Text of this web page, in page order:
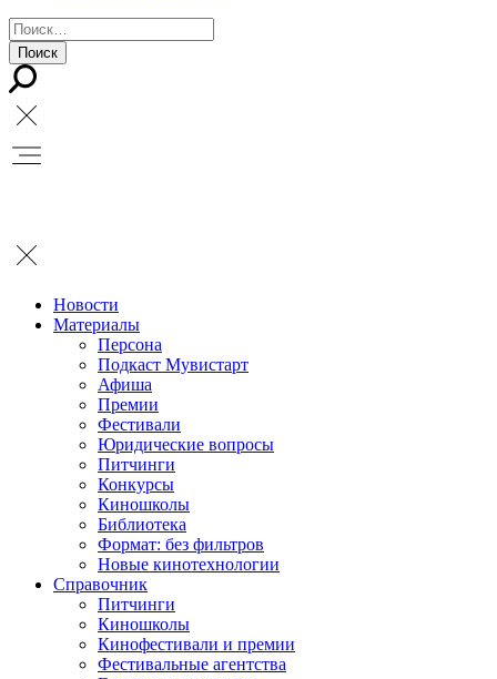
Новости
Материалы
Персона
Подкаст Мувистарт
Афиша
Премии
Фестивали
Юридические вопросы
Питчинги
Конкурсы
Киношколы
Библиотека
Формат: без фильтров
Новые кинотехнологии
Справочник
Питчинги
Киношколы
Кинофестивали и премии
Фестивальные агентства